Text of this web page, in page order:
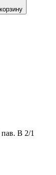
В 2/1